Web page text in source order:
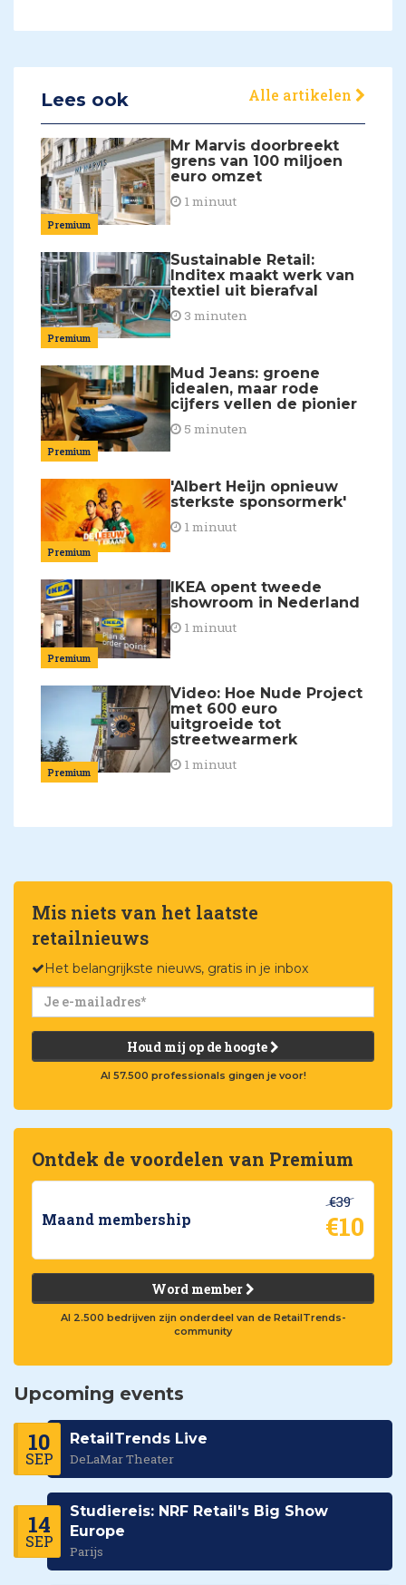
Lees ook Alle artikelen
Premium
Mr Marvis doorbreekt
grens van 100 miljoen
euro omzet
1 minuut
Premium
Sustainable Retail:
Inditex maakt werk van
textiel uit bierafval
3 minuten
Premium
Mud Jeans: groene
idealen, maar rode
cijfers vellen de pionier
5 minuten
Premium
'Albert Heijn opnieuw
sterkste sponsormerk'
1 minuut
Premium
IKEA opent tweede
showroom in Nederland
1 minuut
Premium
Video: Hoe Nude Project
met 600 euro
uitgroeide tot
streetwearmerk
1 minuut
Mis niets van het laatste
retailnieuws
Het belangrijkste nieuws, gratis in je inbox
Houd mij op de hoogte
Al 57.500 professionals gingen je voor!
Ontdek de voordelen van Premium
Maand membership
€39
€10
Word member
Al 2.500 bedrijven zijn onderdeel van de RetailTrends-
community
Upcoming events
10
SEP
RetailTrends Live
DeLaMar Theater
14
SEP
Studiereis: NRF Retail's Big Show
Europe
Parijs